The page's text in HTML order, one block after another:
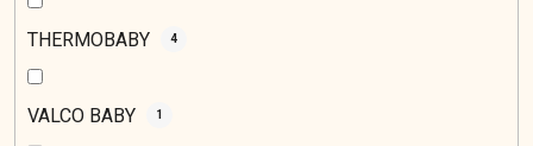
THERMOBABY 4
VALCO BABY 1